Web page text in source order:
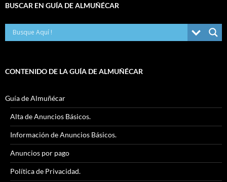
BUSCAR EN GUÍA DE ALMUÑÉCAR
CONTENIDO DE LA GUÍA DE ALMUÑÉCAR
Guía de Almuñécar
Alta de Anuncios Básicos.
Información de Anuncios Básicos.
Anuncios por pago
Política de Privacidad.